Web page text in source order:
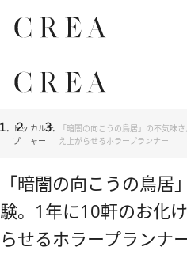
トッ
プ
カルチ
ャー
「暗闇の向こうの鳥居」の不気味
え上がらせるホラープランナー
「暗闇の向こうの鳥
験。1年に10軒のお化
らせるホラープランナ